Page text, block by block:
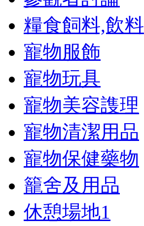
糧食飼料,飲料
寵物服飾
寵物玩具
寵物美容謢理
寵物清潔用品
寵物保健藥物
籠舍及用品
休憩場地1